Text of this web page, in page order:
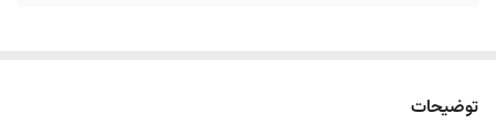
توضیحات